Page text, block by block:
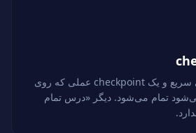
هر درس با یک بررسی سریع و یک checkpoint عملی که روی
تمام می‌شود. دیگر «درس تمام